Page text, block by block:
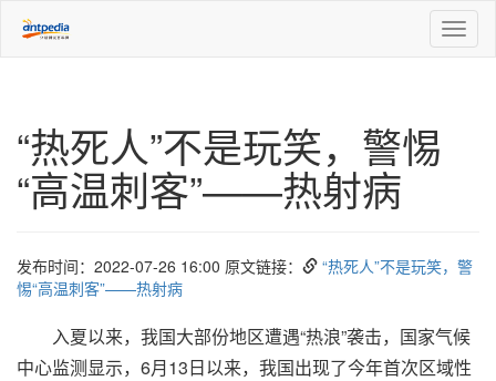
“热死人”不是玩笑，警惕
“高温刺客”——热射病
发布时间：2022-07-26 16:00 原文链接：
“热死人”不是玩笑，警
惕“高温刺客”——热射病
入夏以来，我国大部份地区遭遇“热浪”袭击，国家气候
中心监测显示，6月13日以来，我国出现了今年首次区域性